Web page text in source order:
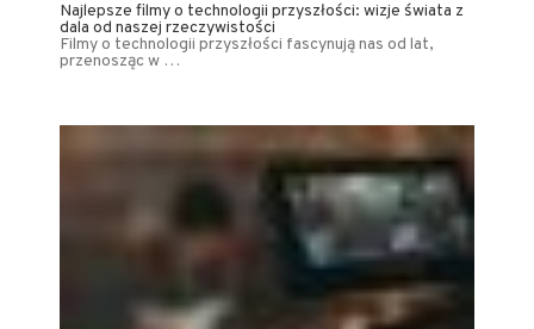
Najlepsze filmy o technologii przyszłości: wizje świata z
dala od naszej rzeczywistości
Filmy o technologii przyszłości fascynują nas od lat,
przenosząc w …